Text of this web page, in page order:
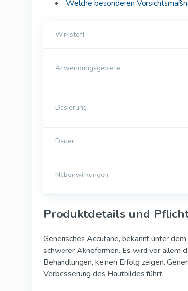
Welche besonderen
Wirkstoff
Anwendungsgebiete
Dosierung
Dauer
Nebenwirkungen
Produktdetails und
Generisches Accutane, bekannt unter
schwerer Akneformen. Es wird vor allem
Behandlungen, keinen Erfolg zeigen.
Verbesserung des Hautbildes führt.